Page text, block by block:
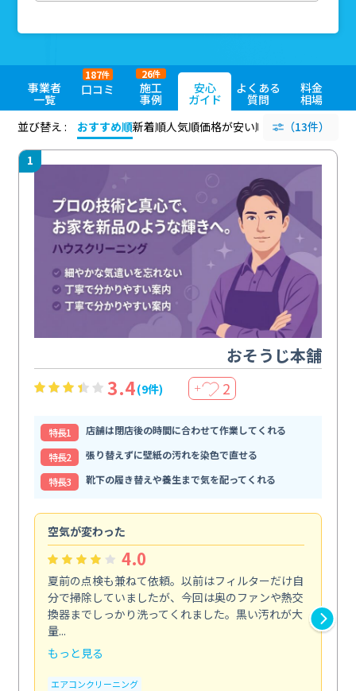
事業者
一覧
口コミ
187件
施工
事例
26件
安心
ガイド
よくある
質問
料金
相場
並び替え :
おすすめ順新着順人気順価格が安い順 評価が高い順
（13件）
1
おそうじ本舗
3.4(9件) ＋ 2
特⻑1
店舗は閉店後の時間に合わせて作業してくれる
特⻑2
張り替えずに壁紙の汚れを染色で直せる
特⻑3
靴下の履き替えや養生まで気を配ってくれる
空気が変わった
4.0
夏前の点検も兼ねて依頼。以前はフィルターだけ自
分で掃除していましたが、今回は奥のファンや熱交
換器までしっかり洗ってくれました。黒い汚れが大
量...
もっと見る
エアコンクリーニング